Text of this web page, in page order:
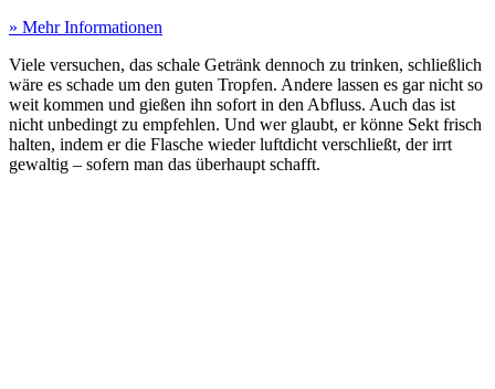
» Mehr Informationen
Viele versuchen, das schale Getränk dennoch zu trinken, schließlich
wäre es schade um den guten Tropfen. Andere lassen es gar nicht so
weit kommen und gießen ihn sofort in den Abfluss. Auch das ist
nicht unbedingt zu empfehlen. Und wer glaubt, er könne Sekt frisch
halten, indem er die Flasche wieder luftdicht verschließt, der irrt
gewaltig – sofern man das überhaupt schafft.